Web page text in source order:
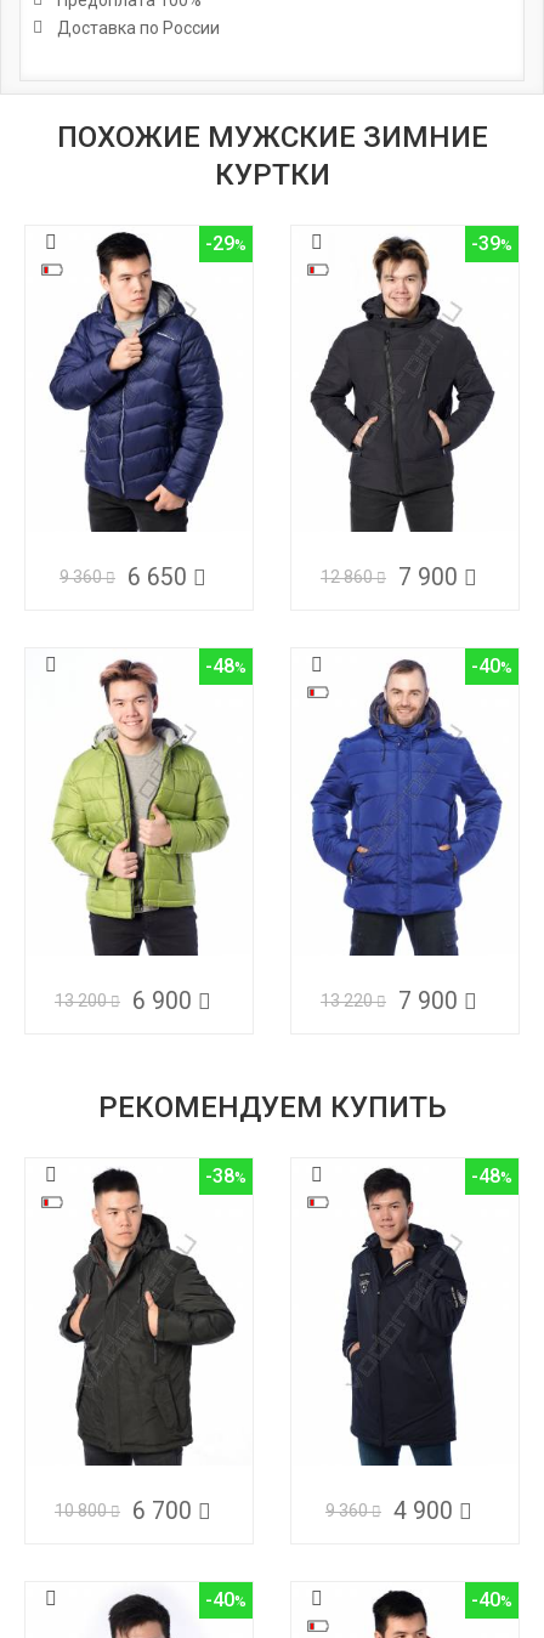
Доставка по России
ПОХОЖИЕ МУЖСКИЕ ЗИМНИЕ
КУРТКИ
-29
9 360 6 650
-39
12 860 7 900
-48
13 200 6 900
-40
13 220 7 900
РЕКОМЕНДУЕМ КУПИТЬ
-38
10 800 6 700
-48
9 360 4 900
-40 -40